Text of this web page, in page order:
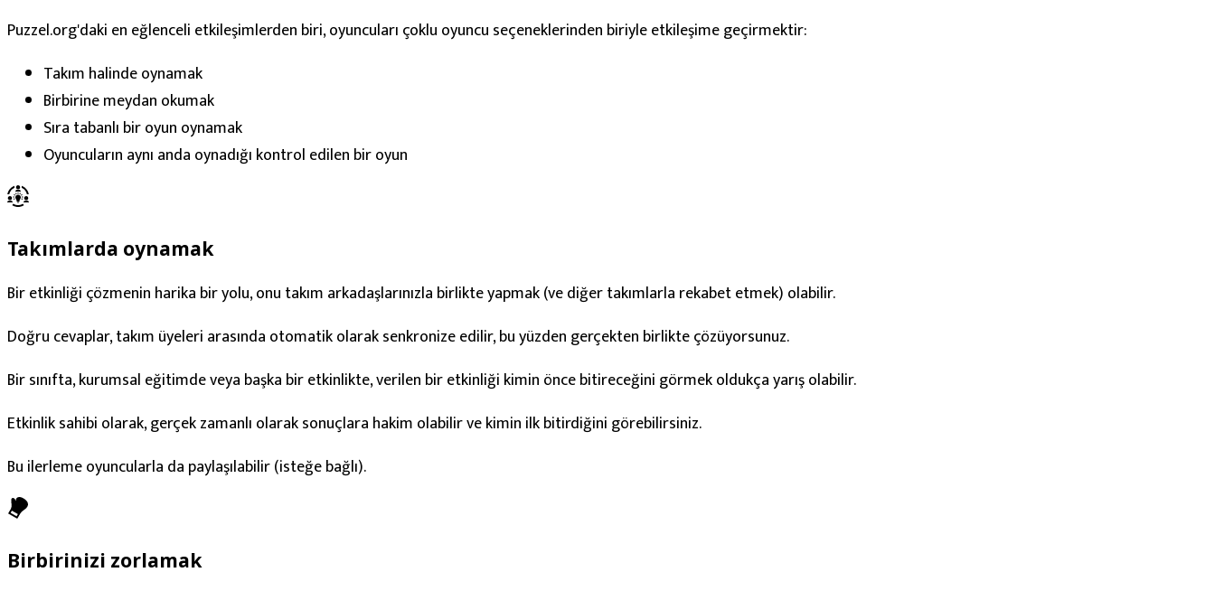
Puzzel.org'daki en eğlenceli etkileşimlerden biri, oyuncuları çoklu oyuncu seçeneklerinden biriyle etkileşime geçirmektir:
Takım halinde oynamak
Birbirine meydan okumak
Sıra tabanlı bir oyun oynamak
Oyuncuların aynı anda oynadığı kontrol edilen bir oyun
Takımlarda oynamak
Bir etkinliği çözmenin harika bir yolu, onu takım arkadaşlarınızla birlikte yapmak (ve diğer takımlarla rekabet etmek) olabilir.
Doğru cevaplar, takım üyeleri arasında otomatik olarak senkronize edilir, bu yüzden gerçekten birlikte çözüyorsunuz.
Bir sınıfta, kurumsal eğitimde veya başka bir etkinlikte, verilen bir etkinliği kimin önce bitireceğini görmek oldukça yarış olabilir.
Etkinlik sahibi olarak, gerçek zamanlı olarak sonuçlara hakim olabilir ve kimin ilk bitirdiğini görebilirsiniz.
Bu ilerleme oyuncularla da paylaşılabilir (isteğe bağlı).
Birbirinizi zorlamak